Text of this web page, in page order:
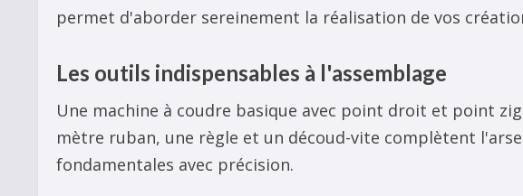
permet d'aborder sereinement la réalisation de vos
Les outils indispensables à l'assemblage
Une machine à coudre basique avec point droit et point
mètre ruban, une règle et un découd-vite complètent
fondamentales avec précision.